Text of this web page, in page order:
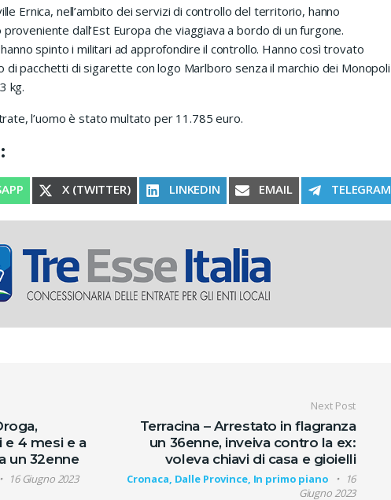
Ernica, nell’ambito dei servizi di controllo del territorio, hanno
dall’Est Europa che viaggiava a bordo di un furgone.
spinto i militari ad approfondire il controllo. Hanno così trovato
di pacchetti di sigarette con logo Marlboro senza il marchio dei Monopoli
kg.
l’uomo è stato multato per 11.785 euro.
SHARE ON
X (TWITTER) SHARE ON
LINKEDIN SHARE ON
EMAIL SHARE ON
TELEGRAM
articoli
e 4 mesi e a
un 32enne
16 Giugno 2023
Next Post
Terracina – Arrestato in flagranza
un 36enne, inveiva contro la ex:
voleva chiavi di casa e gioielli
Cronaca, Dalle Province, In primo piano
16
Giugno 2023